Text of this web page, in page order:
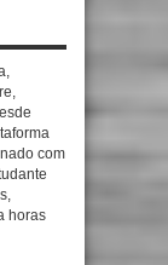
com
horas